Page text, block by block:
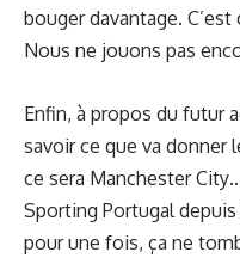
bouger davantage.
Nous ne jouons pas
Enfin, à propos du futur
savoir ce que va donner
ce sera Manchester
Sporting Portugal depuis
pour une fois, ça ne